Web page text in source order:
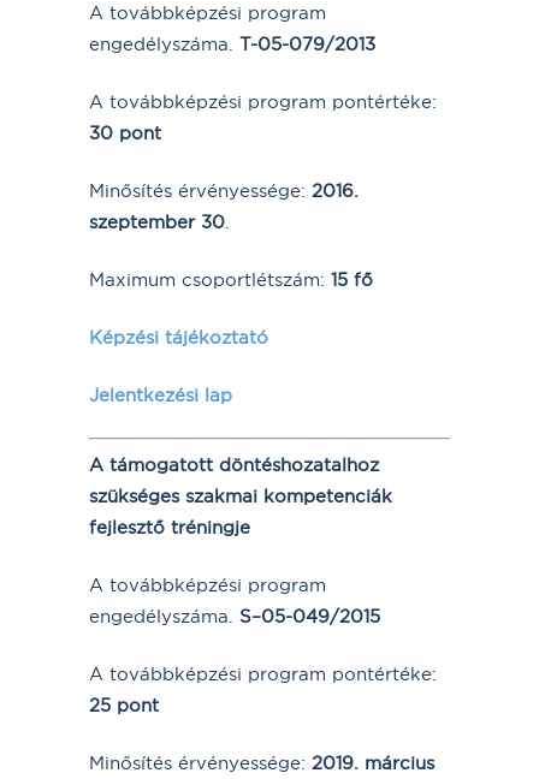
A továbbképzési program
engedélyszáma. T-05-079/2013
A továbbképzési program pontértéke:
30 pont
Minősítés érvényessége: 2016.
szeptember 30.
Maximum csoportlétszám: 15 fő
Képzési tájékoztató
Jelentkezési lap
A támogatott döntéshozatalhoz
szükséges szakmai kompetenciák
fejlesztő tréningje
A továbbképzési program
engedélyszáma. S–05-049/2015
A továbbképzési program pontértéke:
25 pont
Minősítés érvényessége: 2019. március